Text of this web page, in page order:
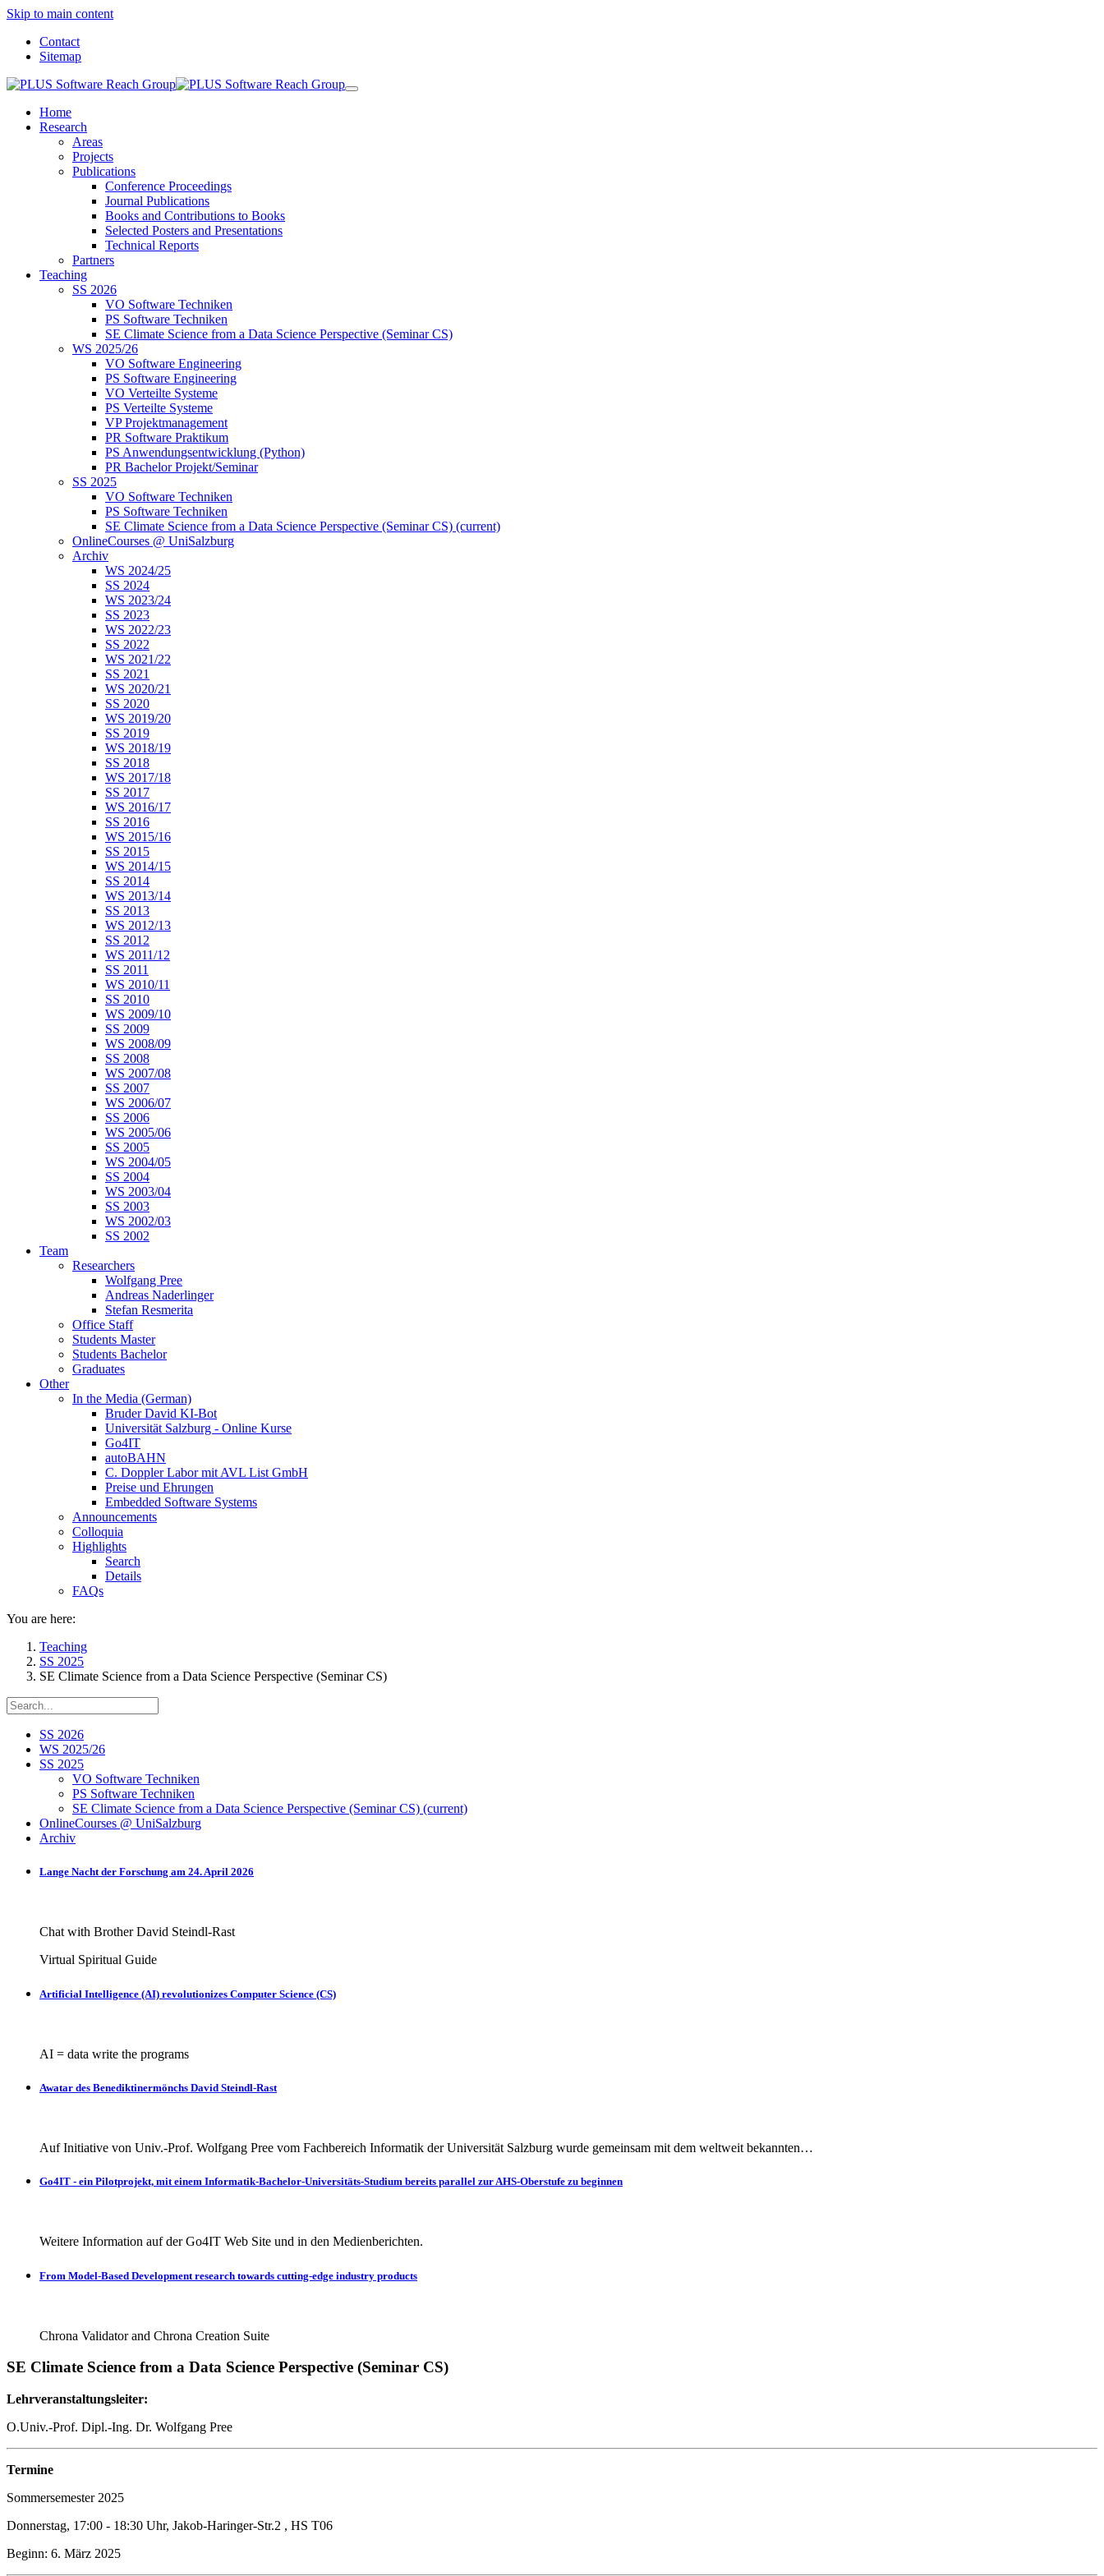
Skip to main content
Contact
Sitemap
Home
Research
Areas
Projects
Publications
Conference Proceedings
Journal Publications
Books and Contributions to Books
Selected Posters and Presentations
Technical Reports
Partners
Teaching
SS 2026
VO Software Techniken
PS Software Techniken
SE Climate Science from a Data Science Perspective (Seminar CS)
WS 2025/26
VO Software Engineering
PS Software Engineering
VO Verteilte Systeme
PS Verteilte Systeme
VP Projektmanagement
PR Software Praktikum
PS Anwendungsentwicklung (Python)
PR Bachelor Projekt/Seminar
SS 2025
VO Software Techniken
PS Software Techniken
SE Climate Science from a Data Science Perspective (Seminar CS) (current)
OnlineCourses @ UniSalzburg
Archiv
WS 2024/25
SS 2024
WS 2023/24
SS 2023
WS 2022/23
SS 2022
WS 2021/22
SS 2021
WS 2020/21
SS 2020
WS 2019/20
SS 2019
WS 2018/19
SS 2018
WS 2017/18
SS 2017
WS 2016/17
SS 2016
WS 2015/16
SS 2015
WS 2014/15
SS 2014
WS 2013/14
SS 2013
WS 2012/13
SS 2012
WS 2011/12
SS 2011
WS 2010/11
SS 2010
WS 2009/10
SS 2009
WS 2008/09
SS 2008
WS 2007/08
SS 2007
WS 2006/07
SS 2006
WS 2005/06
SS 2005
WS 2004/05
SS 2004
WS 2003/04
SS 2003
WS 2002/03
SS 2002
Team
Researchers
Wolfgang Pree
Andreas Naderlinger
Stefan Resmerita
Office Staff
Students Master
Students Bachelor
Graduates
Other
In the Media (German)
Bruder David KI-Bot
Universität Salzburg - Online Kurse
Go4IT
autoBAHN
C. Doppler Labor mit AVL List GmbH
Preise und Ehrungen
Embedded Software Systems
Announcements
Colloquia
Highlights
Search
Details
FAQs
You are here:
Teaching
SS 2025
SE Climate Science from a Data Science Perspective (Seminar CS)
SS 2026
WS 2025/26
SS 2025
VO Software Techniken
PS Software Techniken
SE Climate Science from a Data Science Perspective (Seminar CS) (current)
OnlineCourses @ UniSalzburg
Archiv
Lange Nacht der Forschung am 24. April 2026
Chat with Brother David Steindl-Rast
Virtual Spiritual Guide
Artificial Intelligence (AI) revolutionizes Computer Science (CS)
AI = data write the programs
Awatar des Benediktinermönchs David Steindl-Rast
Auf Initiative von Univ.-Prof. Wolfgang Pree vom Fachbereich Informatik der Universität Salzburg wurde gemeinsam mit dem weltweit bekannten…
Go4IT - ein Pilotprojekt, mit einem Informatik-Bachelor-Universitäts-Studium bereits parallel zur AHS-Oberstufe zu beginnen
Weitere Information auf der Go4IT Web Site und in den Medienberichten.
From Model-Based Development research towards cutting-edge industry products
Chrona Validator and Chrona Creation Suite
SE Climate Science from a Data Science Perspective (Seminar CS)
Lehrveranstaltungsleiter:
O.Univ.-Prof. Dipl.-Ing. Dr. Wolfgang Pree
Termine
Sommersemester 2025
Donnerstag, 17:00 - 18:30 Uhr, Jakob-Haringer-Str.2 , HS T06
Beginn: 6. März 2025